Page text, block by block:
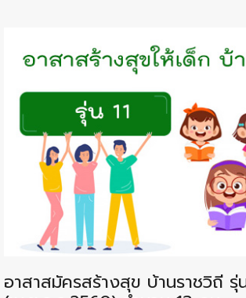
อาสาสมัครสร้างสุข บ้านราชวิถี รุ่